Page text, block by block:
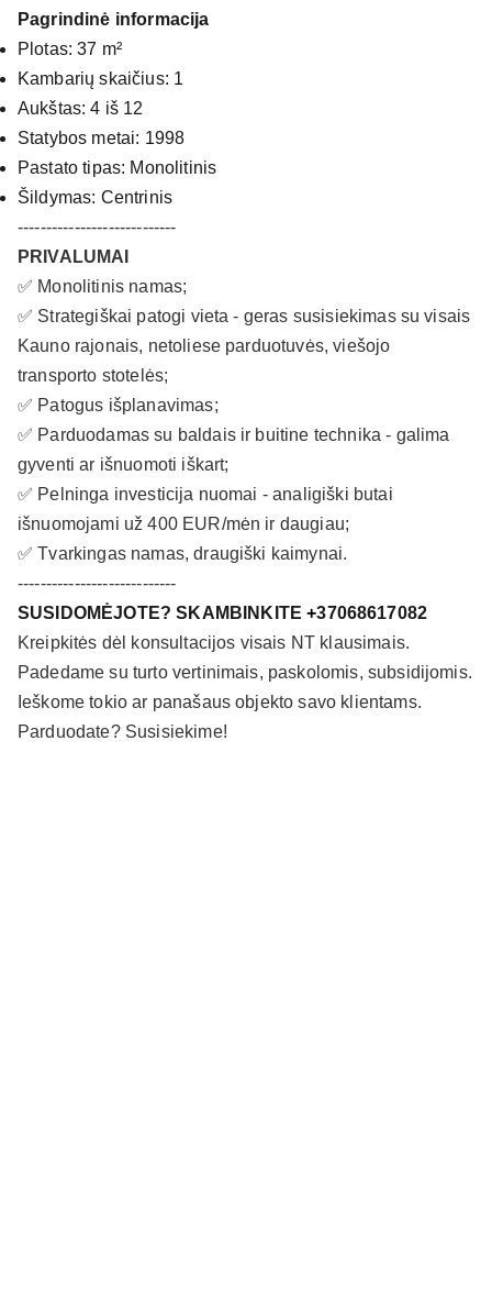
Pagrindinė informacija
Plotas: 37 m²
Kambarių skaičius: 1
Aukštas: 4 iš 12
Statybos metai: 1998
Pastato tipas: Monolitinis
Šildymas: Centrinis
----------------------------
PRIVALUMAI
✅ Monolitinis namas;
✅ Strategiškai patogi vieta - geras susisiekimas su visais
Kauno rajonais, netoliese parduotuvės, viešojo
transporto stotelės;
✅ Patogus išplanavimas;
✅ Parduodamas su baldais ir buitine technika - galima
gyventi ar išnuomoti iškart;
✅ Pelninga investicija nuomai - analigiški butai
išnuomojami už 400 EUR/mėn ir daugiau;
✅ Tvarkingas namas, draugiški kaimynai.
----------------------------
SUSIDOMĖJOTE? SKAMBINKITE+37068617082
Kreipkitės dėl konsultacijos visais NT klausimais.
Padedame su turto vertinimais, paskolomis, subsidijomis.
Ieškome tokio ar panašaus objekto savo klientams.
Parduodate? Susisiekime!